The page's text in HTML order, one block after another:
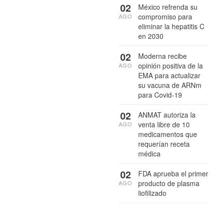
México refrenda su
compromiso para
eliminar la hepatitis C
en 2030
02
AGO
Moderna recibe
opinión positiva de la
EMA para actualizar
su vacuna de ARNm
para Covid-19
02
AGO
ANMAT autoriza la
venta libre de 10
medicamentos que
requerían receta
médica
02
AGO
FDA aprueba el primer
producto de plasma
liofilizado
02
AGO